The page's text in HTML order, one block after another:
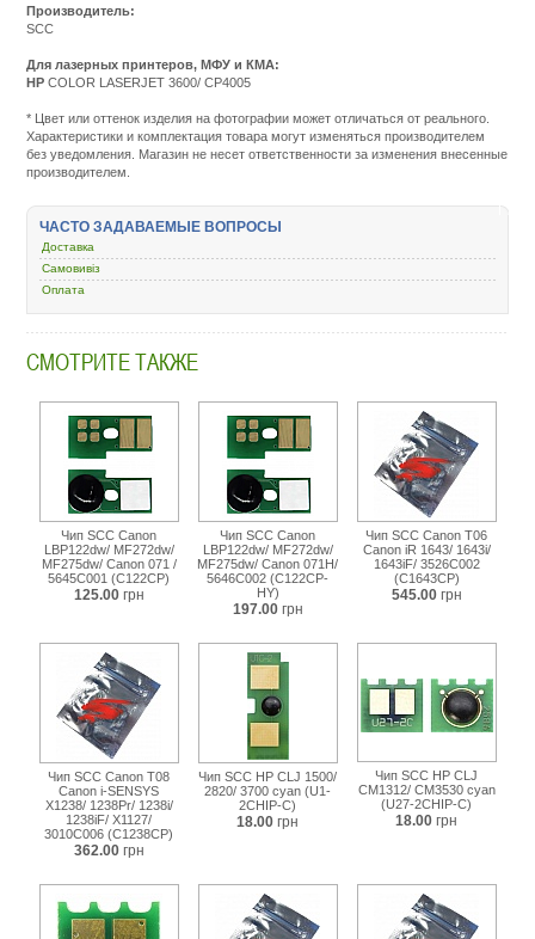
Производитель:
SCC
Для лазерных принтеров, МФУ и КМА:
HP COLOR LASERJET 3600/ CP4005
service.com.uacatalog/4843-
zapchasti-
k-
chip-
kartridzha/46000-
hp-
clj-
3600-
magenta-
* Цвет или оттенок изделия на фотографии может отличаться от реального.
Характеристики и комплектация товара могут изменяться производителем
без уведомления. Магазин не несет ответственности за изменения внесенные
производителем.
ЧАСТО ЗАДАВАЕМЫЕ ВОПРОСЫ
Доставка
Самовивіз
Оплата
СМОТРИТЕ ТАКЖЕ
Чип SCC Canon
LBP122dw/ MF272dw/
MF275dw/ Canon 071 /
5645C001 (C122CP)
125.00 грн
Чип SCC Canon
LBP122dw/ MF272dw/
MF275dw/ Canon 071H/
5646C002 (C122CP-
HY)
197.00 грн
Чип SCC Canon T06
Canon iR 1643/ 1643i/
1643iF/ 3526C002
(C1643CP)
545.00 грн
Чип SCC Canon T08
Canon i-SENSYS
X1238/ 1238Pr/ 1238i/
1238iF/ X1127/
3010C006 (C1238CP)
362.00 грн
Чип SCC HP CLJ 1500/
2820/ 3700 cyan (U1-
2CHIP-C)
18.00 грн
Чип SCC HP CLJ
CM1312/ CM3530 cyan
(U27-2CHIP-C)
18.00 грн